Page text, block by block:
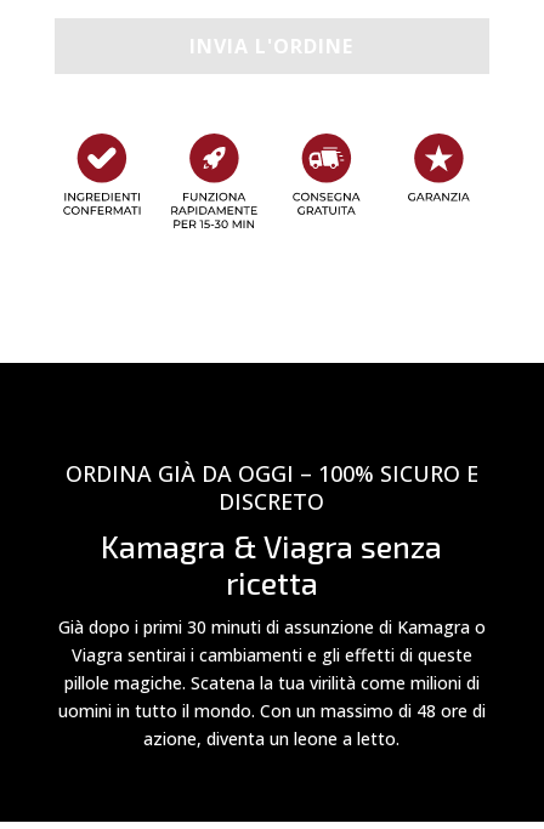
ORDINA GIÀ DA OGGI – 100% SICURO E
DISCRETO
Kamagra & Viagra senza
ricetta
Già dopo i primi 30 minuti di assunzione di Kamagra o
Viagra sentirai i cambiamenti e gli effetti di queste
pillole magiche. Scatena la tua virilità come milioni di
uomini in tutto il mondo. Con un massimo di 48 ore di
azione, diventa un leone a letto.